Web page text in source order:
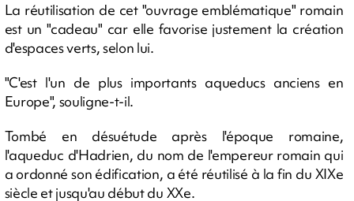
La réutilisation de cet "ouvrage emblématique" romain
est un "cadeau" car elle favorise justement la création
d'espaces verts, selon lui.
"C'est l'un de plus importants aqueducs anciens en
Europe", souligne-t-il.
Tombé en désuétude après l'époque romaine,
l'aqueduc d'Hadrien, du nom de l'empereur romain qui
a ordonné son édification, a été réutilisé à la fin du XIXe
siècle et jusqu'au début du XXe.